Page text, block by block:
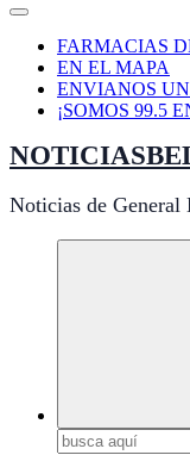
FARMACIAS
EN EL MAPA
ENVIANOS
¡SOMOS 99.5
Noticias de
Buscar: